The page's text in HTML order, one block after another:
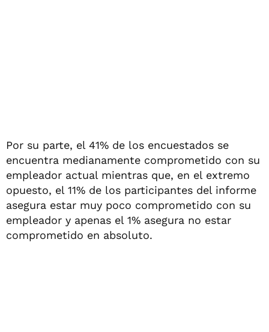
Por su parte, el 41% de los encuestados se
encuentra medianamente comprometido con su
empleador actual mientras que, en el extremo
opuesto, el 11% de los participantes del informe
asegura estar muy poco comprometido con su
empleador y apenas el 1% asegura no estar
comprometido en absoluto.